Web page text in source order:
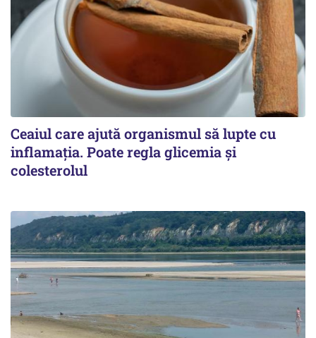
Ceaiul care ajută organismul să lupte cu
inflamația. Poate regla glicemia și
colesterolul